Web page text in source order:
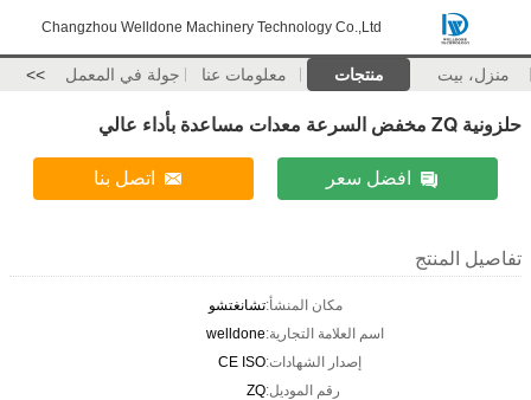
Changzhou Welldone Machinery Technology Co.,Ltd
منزل، بيت منتجات معلومات عنا جولة في المعمل >>
حلزونية ZQ مخفض السرعة معدات مساعدة بأداء عالي
افضل سعر اتصل بنا
تفاصيل المنتج
مكان المنشأ:تشانغتشو
اسم العلامة التجارية:welldone
إصدار الشهادات:CE ISO
رقم الموديل:ZQ